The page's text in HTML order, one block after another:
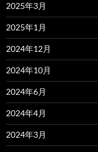
2025年3月
2025年1月
2024年12月
2024年10月
2024年6月
2024年4月
2024年3月